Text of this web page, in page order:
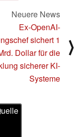
Neuere News
Ex-OpenAI-
sichert 1
Dollar für die
sicherer KI-
Systeme
⟩